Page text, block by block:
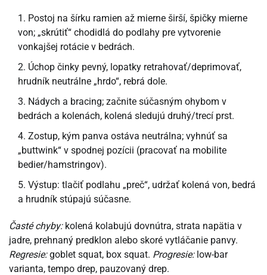
Postoj na šírku ramien až mierne širší, špičky mierne
von; „skrútiť“ chodidlá do podlahy pre vytvorenie
vonkajšej rotácie v bedrách.
Úchop činky pevný, lopatky retrahovať/deprimovať,
hrudník neutrálne „hrdo“, rebrá dole.
Nádych a bracing; začnite súčasným ohybom v
bedrách a kolenách, kolená sledujú druhý/trecí prst.
Zostup, kým panva ostáva neutrálna; vyhnúť sa
„buttwink“ v spodnej pozícii (pracovať na mobilite
bedier/hamstringov).
Výstup: tlačiť podlahu „preč“, udržať kolená von, bedrá
a hrudník stúpajú súčasne.
Časté chyby:kolená kolabujú dovnútra, strata napätia v
jadre, prehnaný predklon alebo skoré vytláčanie panvy.
Regresie:goblet squat, box squat. Progresie:low-bar
varianta, tempo drep, pauzovaný drep.